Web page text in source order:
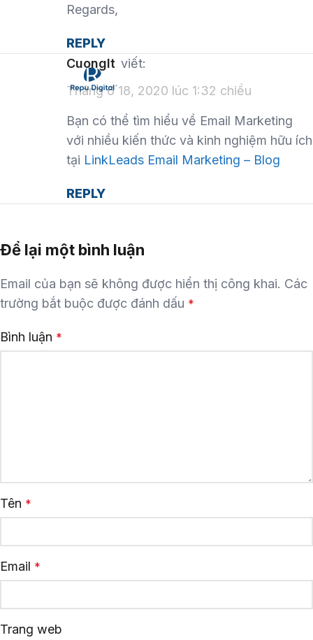
Regards,
REPLY
cuonglt viết:
Tháng 6 18, 2020 lúc 1:32 chiều
Bạn có thể tìm hiểu về Email Marketing
với nhiều kiến thức và kinh nghiệm hữu ích
tại LinkLeads Email Marketing – Blog
REPLY
Để lại một bình luận
Email của bạn sẽ không được hiển thị công khai. Các
trường bắt buộc được đánh dấu *
Bình luận *
Tên *
Email *
Trang web